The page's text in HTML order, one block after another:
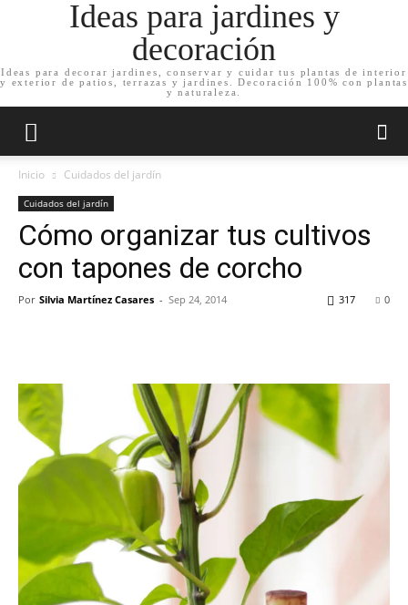
Ideas para jardines y
decoración
Ideas para decorar jardines, conservar y cuidar tus plantas de interior
y exterior de patios, terrazas y jardines. Decoración 100% con plantas
y naturaleza.
Inicio Cuidados del jardín
Cuidados del jardín
Cómo organizar tus cultivos
con tapones de corcho
Por Silvia Martínez Casares - Sep 24, 2014 0
317